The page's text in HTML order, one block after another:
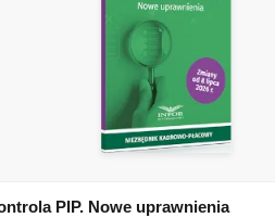
PIP. Nowe uprawnienia